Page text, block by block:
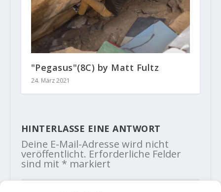
"Pegasus"(8C) by Matt Fultz
24. März 2021
HINTERLASSE EINE ANTWORT
Deine E-Mail-Adresse wird nicht
veröffentlicht. Erforderliche Felder
sind mit * markiert